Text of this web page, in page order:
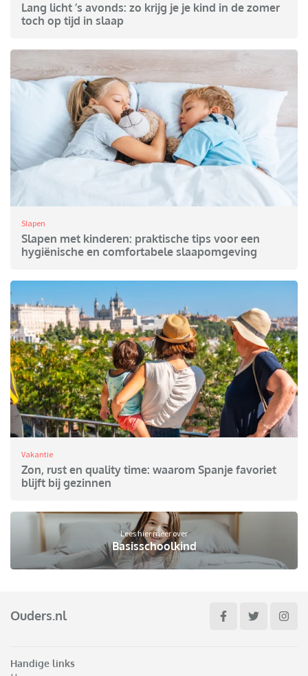
Lang licht ’s avonds: zo krijg je je kind in de zomer
toch op tijd in slaap
Slapen
Slapen met kinderen: praktische tips voor een
hygiënische en comfortabele slaapomgeving
Vakantie
Zon, rust en quality time: waarom Spanje favoriet
blijft bij gezinnen
Lees hier meer over
Basisschoolkind
Ouders.nl
Handige links